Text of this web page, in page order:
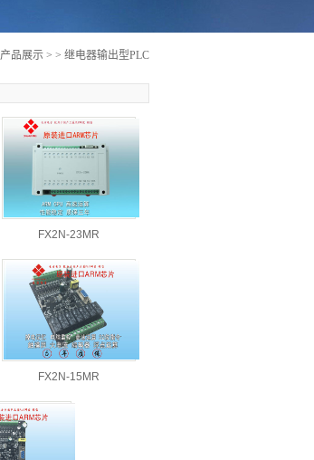
产品展示 > > 继电器输出型PLC
FX2N-23MR
FX2N-15MR